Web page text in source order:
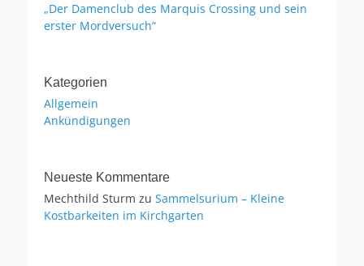
„Der Damenclub des Marquis Crossing und sein
erster Mordversuch“
Kategorien
Allgemein
Ankündigungen
Neueste Kommentare
Mechthild Sturm zu Sammelsurium – Kleine
Kostbarkeiten im Kirchgarten